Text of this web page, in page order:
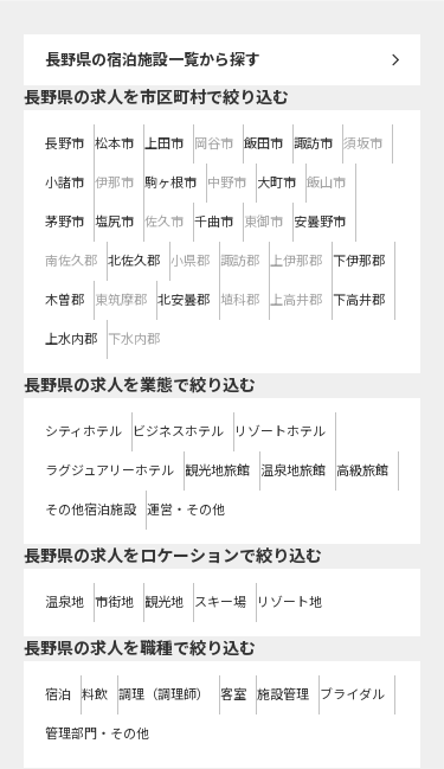
長野県の宿泊施設一覧から探す
長野県の求人を市区町村で絞り込む
長野市 松本市 上田市 岡谷市 飯田市 諏訪市 須坂市
小諸市 伊那市 駒ヶ根市 中野市 大町市 飯山市
茅野市 塩尻市 佐久市 千曲市 東御市 安曇野市
南佐久郡 北佐久郡 小県郡 諏訪郡 上伊那郡 下伊那郡
木曽郡 東筑摩郡 北安曇郡 埴科郡 上高井郡 下高井郡
上水内郡 下水内郡
長野県の求人を業態で絞り込む
シティホテル ビジネスホテル リゾートホテル
ラグジュアリーホテル 観光地旅館 温泉地旅館 高級旅館
その他宿泊施設 運営・その他
長野県の求人をロケーションで絞り込む
温泉地 市街地 観光地 スキー場 リゾート地
長野県の求人を職種で絞り込む
宿泊 料飲 調理（調理師） 客室 施設管理 ブライダル
管理部門・その他